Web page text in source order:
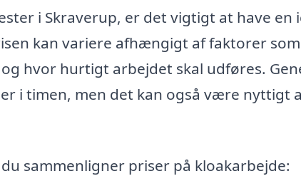
i Skraverup, er det vigtigt at have en
kan variere afhængigt af faktorer som
hvor hurtigt arbejdet skal udføres.
i timen, men det kan også være nyttigt
sammenligner priser på kloakarbejde: